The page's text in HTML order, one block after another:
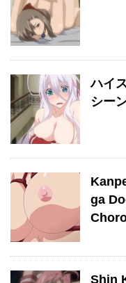
ハイ
シー
ga
Shin